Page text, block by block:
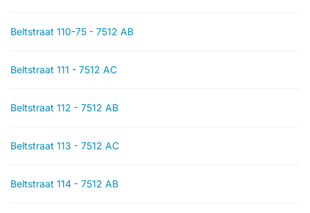
Beltstraat 110-75 - 7512 AB
Beltstraat 111 - 7512 AC
Beltstraat 112 - 7512 AB
Beltstraat 113 - 7512 AC
Beltstraat 114 - 7512 AB